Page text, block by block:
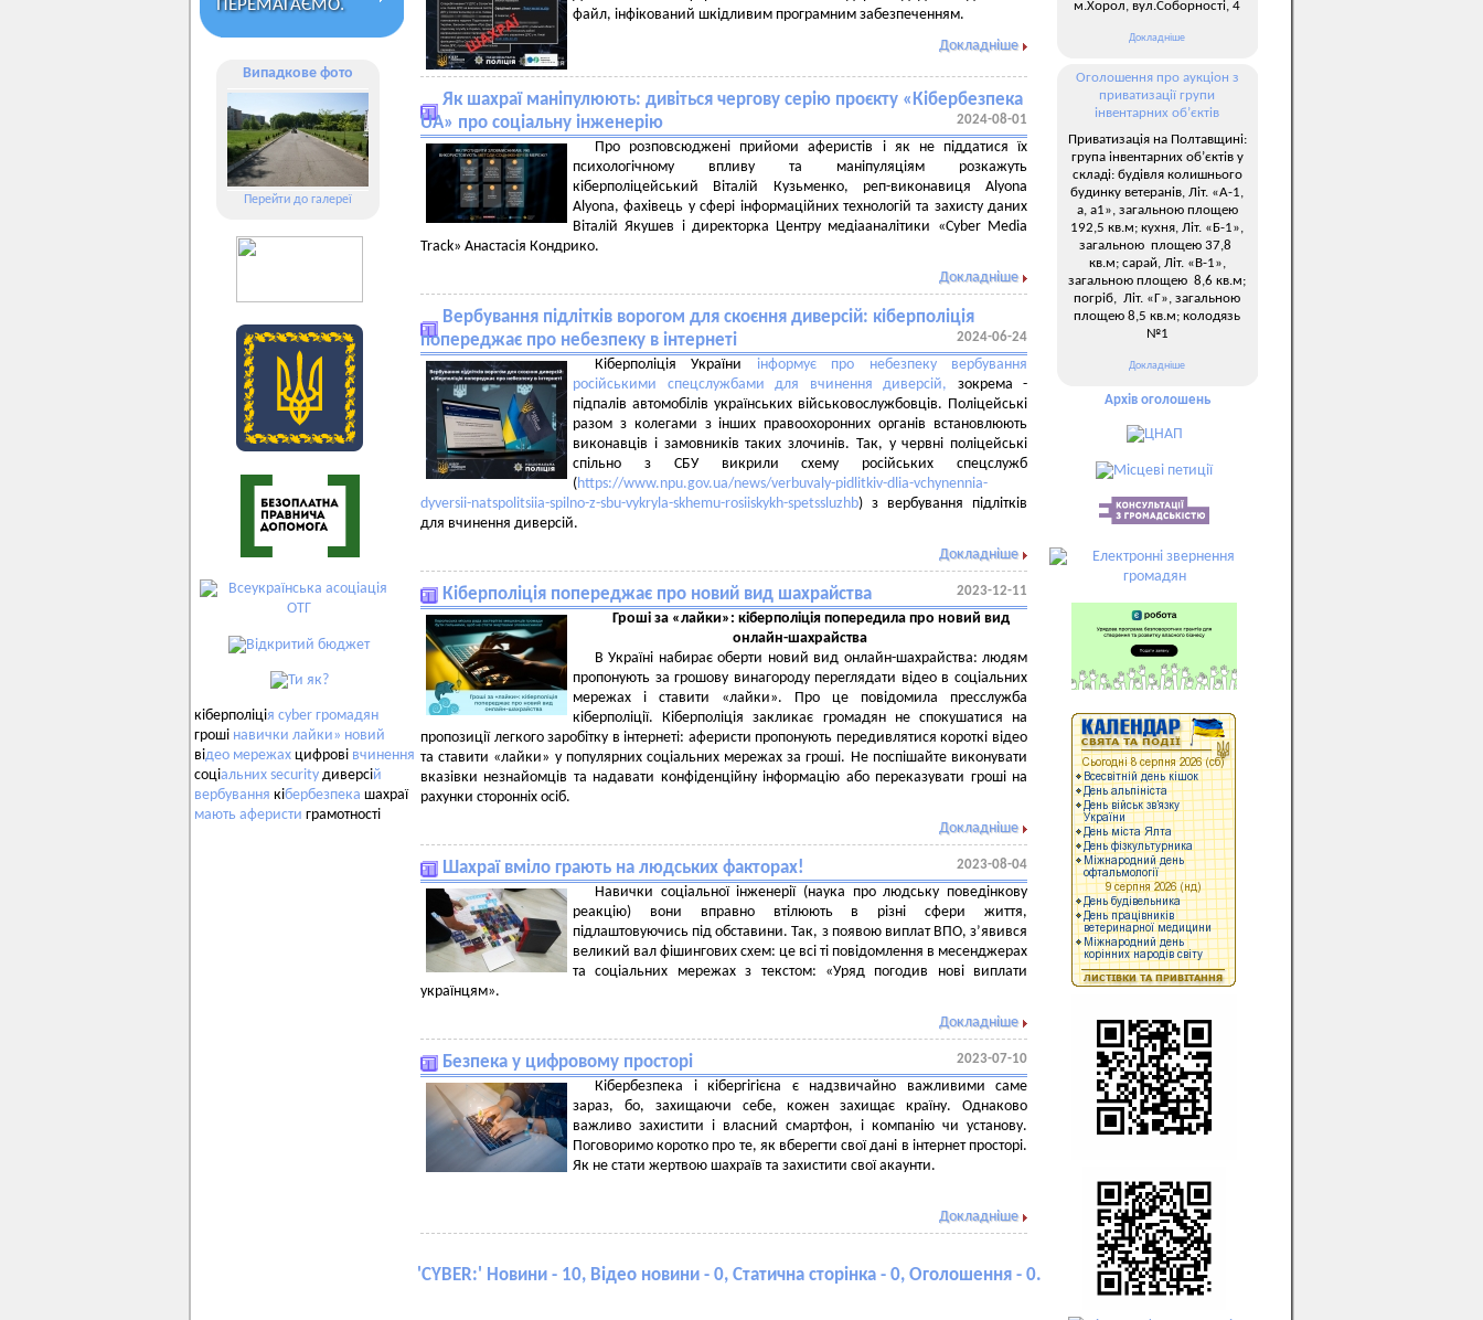
ПЕРЕМАГАЄМО.
Випадкове фото
Перейти до галереї
кіберполіція cyber громадян
гроші навички лайки» новий
відео мережах цифрові вчинення
соціальних security диверсій
вербування кібербезпека шахраї
мають аферисти грамотності
файл, інфікований шкідливим програмним забезпеченням.
Докладніше
Як шахраї маніпулюють: дивіться чергову серію проєкту «Кібербезпека
UA» про соціальну інженерію
2024-08-01
Про розповсюджені прийоми аферистів і як не піддатися їх
психологічному впливу та маніпуляціям розкажуть
кіберполіцейський Віталій Кузьменко, реп-виконавиця Alyona
Alyona, фахівець у сфері інформаційних технологій та захисту даних
Віталій Якушев і директорка Центру медіааналітики «Cyber Media
Track» Анастасія Кондрико.
Докладніше
Вербування підлітків ворогом для скоєння диверсій: кіберполіція
попереджає про небезпеку в інтернеті
2024-06-24
Кіберполіція України інформує про небезпеку вербування
російськими спецслужбами для вчинення диверсій, зокрема -
підпалів автомобілів українських військовослужбовців. Поліцейські
разом з колегами з інших правоохоронних органів встановлюють
виконавців і замовників таких злочинів. Так, у червні поліцейські
спільно з СБУ викрили схему російських спецслужб
(https://www.npu.gov.ua/news/verbuvaly-pidlitkiv-dlia-vchynennia-
dyversii-natspolitsiia-spilno-z-sbu-vykryla-skhemu-rosiiskykh-spetssluzhb) з вербування підлітків
для вчинення диверсій.
Докладніше
Кіберполіція попереджає про новий вид шахрайства 2023-12-11
Гроші за «лайки»: кіберполіція попередила про новий вид
онлайн-шахрайства
В Україні набирає оберти новий вид онлайн-шахрайства: людям
пропонують за грошову винагороду переглядати відео в соціальних
мережах і ставити «лайки». Про це повідомила пресслужба
кіберполіції. Кіберполіція закликає громадян не спокушатися на
пропозиції легкого заробітку в інтернеті: аферисти пропонують передивлятися короткі відео
та ставити «лайки» у популярних соціальних мережах за гроші. Не поспішайте виконувати
вказівки незнайомців та надавати конфіденційну інформацію або переказувати гроші на
рахунки сторонніх осіб.
Докладніше
Шахраї вміло грають на людських факторах! 2023-08-04
Навички соціальної інженерії (наука про людську поведінкову
реакцію) вони вправно втілюють в різні сфери життя,
підлаштовуючись під обставини. Так, з появою виплат ВПО, з’явився
великий вал фішингових схем: це всі ті повідомлення в месенджерах
та соціальних мережах з текстом: «Уряд погодив нові виплати
українцям».
Докладніше
Безпека у цифровому просторі 2023-07-10
Кібербезпека і кібергігієна є надзвичайно важливими саме
зараз, бо, захищаючи себе, кожен захищає країну. Однаково
важливо захистити і власний смартфон, і компанію чи установу.
Поговоримо коротко про те, як вберегти свої дані в інтернет просторі.
Як не стати жертвою шахраїв та захистити свої акаунти.
Докладніше
'CYBER:' Новини - 10, Відео новини - 0, Статична сторінка - 0, Оголошення - 0.
м.Хорол, вул.Соборності, 4
Докладніше
Оголошення про аукціон з
приватизації групи
інвентарних об’єктів
Приватизація на Полтавщині:
група інвентарних об’єктів у
складі: будівля колишнього
будинку ветеранів, Літ. «А-1,
а, а1», загальною площею
192,5 кв.м; кухня, Літ. «Б-1»,
загальною площею 37,8
кв.м; сарай, Літ. «В-1»,
загальною площею 8,6 кв.м;
погріб, Літ. «Г», загальною
площею 8,5 кв.м; колодязь
№1
Докладніше
Архів оголошень